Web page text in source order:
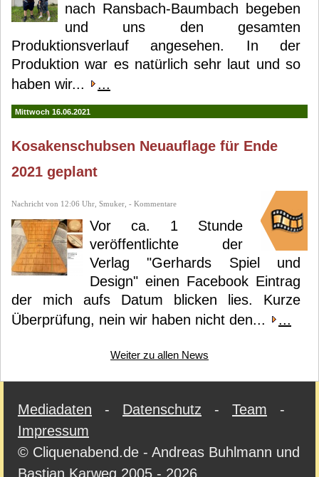
nach Ransbach-Baumbach begeben
und uns den gesamten
Produktionsverlauf angesehen. In der
Produktion war es natürlich sehr laut und so
haben wir...
...
Mittwoch 16.06.2021
Kosakenschubsen Neuauflage für Ende
2021 geplant
Nachricht von 12:06 Uhr, Smuker, - Kommentare
Vor ca. 1 Stunde
veröffentlichte der
Verlag "Gerhards Spiel und
Design" einen Facebook Eintrag
der mich aufs Datum blicken lies. Kurze
Überprüfung, nein wir haben nicht den...
...
Weiter zu allen News
Mediadaten - Datenschutz - Team -
Impressum
© Cliquenabend.de - Andreas Buhlmann und
Bastian Karweg 2005 - 2026